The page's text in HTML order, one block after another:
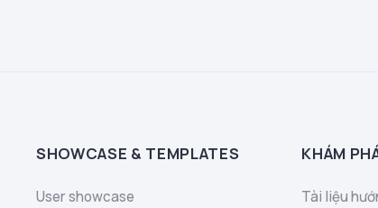
SHOWCASE & TEMPLATES
User showcase
KHÁM
Tài liệu